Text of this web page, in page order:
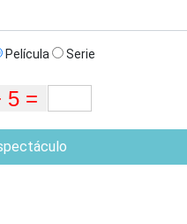
Película Serie